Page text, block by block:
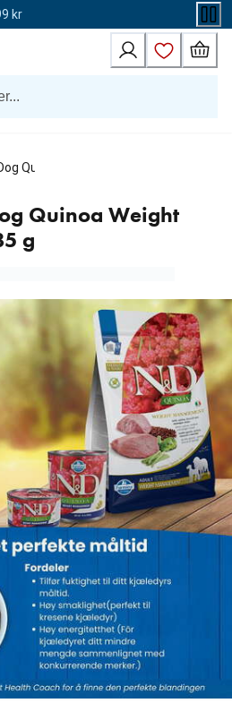
kr
Quinoa Weight Management 285 g
Quinoa Weight
g